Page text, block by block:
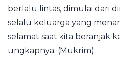
berlalu lintas, dimulai dari
selalu keluarga yang
selamat saat kita beranjak
ungkapnya. (Mukrim)